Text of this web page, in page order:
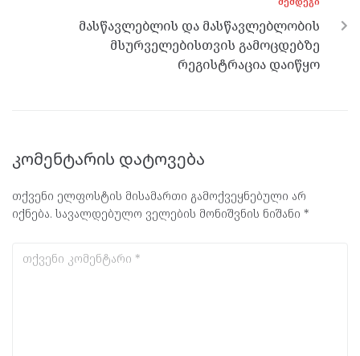
მასწავლებლის და მასწავლებლობის
მსურველებისთვის გამოცდებზე
რეგისტრაცია დაიწყო
კომენტარის დატოვება
თქვენი ელფოსტის მისამართი გამოქვეყნებული არ
იქნება. სავალდებულო ველების მონიშვნის ნიშანი *